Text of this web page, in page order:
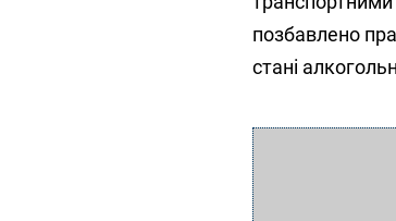
позбавлено
стані